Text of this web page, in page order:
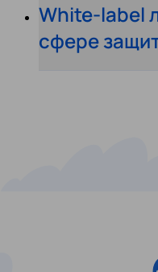
White-label
сфере